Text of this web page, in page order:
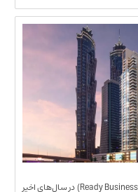
خرید بیزینس آماده در دبی (Ready Business for Sale in Dubai) در سال‌های اخیر